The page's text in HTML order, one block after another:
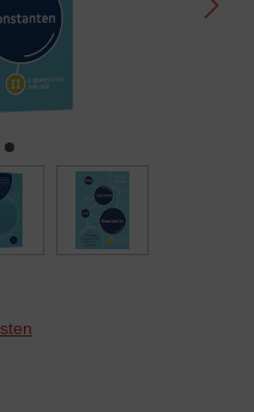
von 5 Sternen